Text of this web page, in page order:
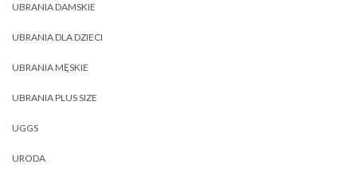
UBRANIA DAMSKIE
UBRANIA DLA DZIECI
UBRANIA MĘSKIE
UBRANIA PLUS SIZE
UGGS
URODA